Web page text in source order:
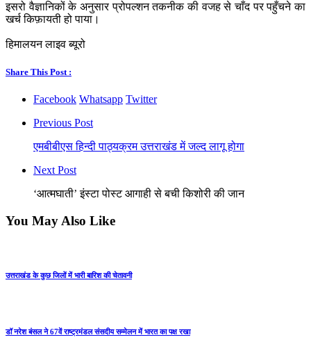
इसरो वैज्ञानिकों के अनुसार प्रोपल्शन तकनीक की वजह से चाँद पर पहुँचने का
खर्च किफ़ायती हो पाया।
हिमालयन लाइव ब्यूरो
Share This Post :
Facebook Whatsapp Twitter
Previous Post
एमबीबीएस हिन्दी पाठ्यक्रम उत्तराखंड में जल्द लागू होगा
Next Post
‘आत्मघाती’ इंस्टा पोस्ट आगाही से बची किशोरी की जान
You May Also Like
उत्तराखंड के कुछ जिलों में भारी बारिश की चेतावनी
डॉ नरेश बंसल ने 67वें राष्ट्रमंडल संसदीय सम्मेलन में भारत का पक्ष रखा